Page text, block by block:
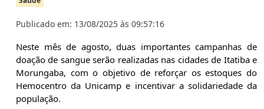
Publicado em: 13/08/2025 às 09:57:16
Neste mês de agosto, duas importantes campanhas de
doação de sangue serão realizadas nas cidades de Itatiba e
Morungaba, com o objetivo de reforçar os estoques do
Hemocentro da Unicamp e incentivar a solidariedade da
população.